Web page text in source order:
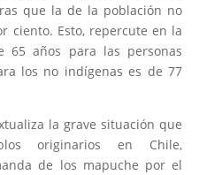
que la de la población no
ciento. Esto, repercute en la
65 años para las personas
los no indígenas es de 77
la grave situación que
originarios en Chile,
de los mapuche por el